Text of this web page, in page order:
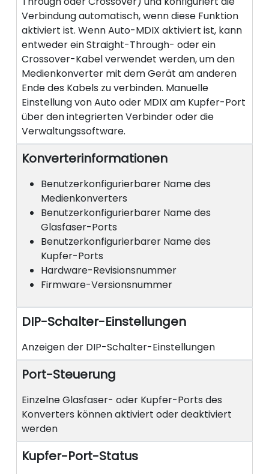
Verbindung automatisch, wenn diese Funktion
aktiviert ist. Wenn Auto-MDIX aktiviert ist, kann
entweder ein Straight-Through- oder ein
Crossover-Kabel verwendet werden, um den
Medienkonverter mit dem Gerät am anderen
Ende des Kabels zu verbinden. Manuelle
Einstellung von Auto oder MDIX am Kupfer-Port
über den integrierten Verbinder oder die
Verwaltungssoftware.
Konverterinformationen
Benutzerkonfigurierbarer Name des
Medienkonverters
Benutzerkonfigurierbarer Name des
Glasfaser-Ports
Benutzerkonfigurierbarer Name des
Kupfer-Ports
Hardware-Revisionsnummer
Firmware-Versionsnummer
DIP-Schalter-Einstellungen
Anzeigen der DIP-Schalter-Einstellungen
Port-Steuerung
Einzelne Glasfaser- oder Kupfer-Ports des
Konverters können aktiviert oder deaktiviert
werden
Kupfer-Port-Status